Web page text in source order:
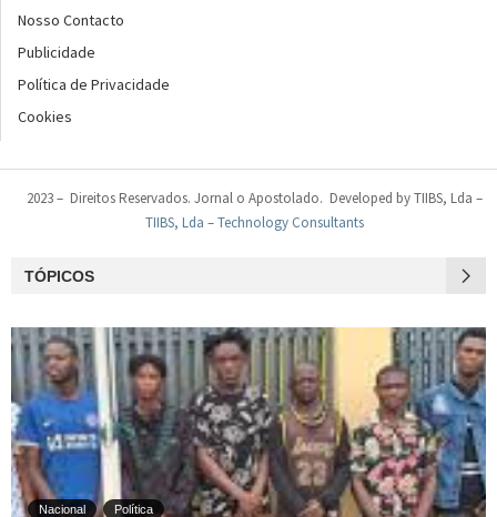
Nosso Contacto
Publicidade
Política de Privacidade
Cookies
2023 – Direitos Reservados. Jornal o Apostolado. Developed by TIIBS, Lda –
TIIBS, Lda – Technology Consultants
TÓPICOS
Nacional Política